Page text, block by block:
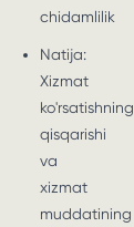
chidamlilik
Natija:
Xizmat
ko'rsatishning
qisqarishi
va
xizmat
muddatining